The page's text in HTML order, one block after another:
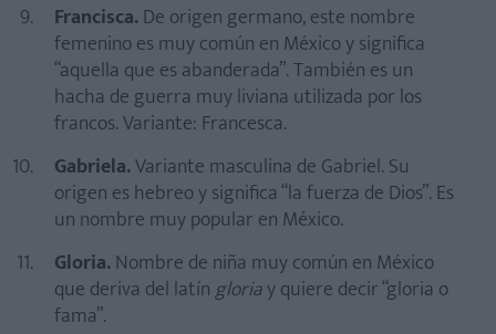
Francisca.De origen germano, este nombre
femenino es muy común en México y significa
“aquella que es abanderada”. También es un
hacha de guerra muy liviana utilizada por los
francos. Variante: Francesca.
Gabriela.Variante masculina de Gabriel. Su
origen es hebreo y significa “la fuerza de Dios”. Es
un nombre muy popular en México.
Gloria.Nombre de niña muy común en México
que deriva del latíngloriay quiere decir “gloria o
fama”.